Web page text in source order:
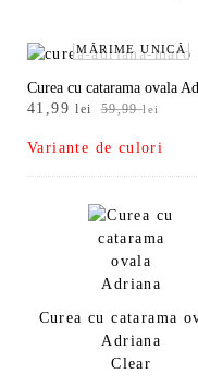
MĂRIME UNICĂ
Curea cu catarama ovala
59,99lei
Prețul
a
fost:
41,99lei
Prețul
este:
41,99 lei.
Variante de culori
Curea cu catarama
Adriana
Clear